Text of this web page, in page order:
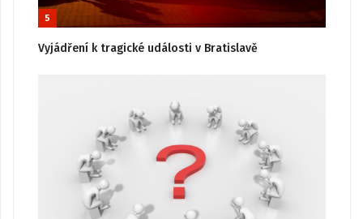
5
Vyjádření k tragické události v Bratislavě